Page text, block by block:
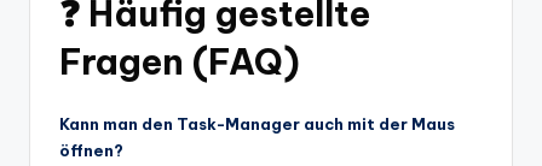
❓ Häufig gestellte
Fragen (FAQ)
Kann man den Task-Manager auch mit der Maus
öffnen?